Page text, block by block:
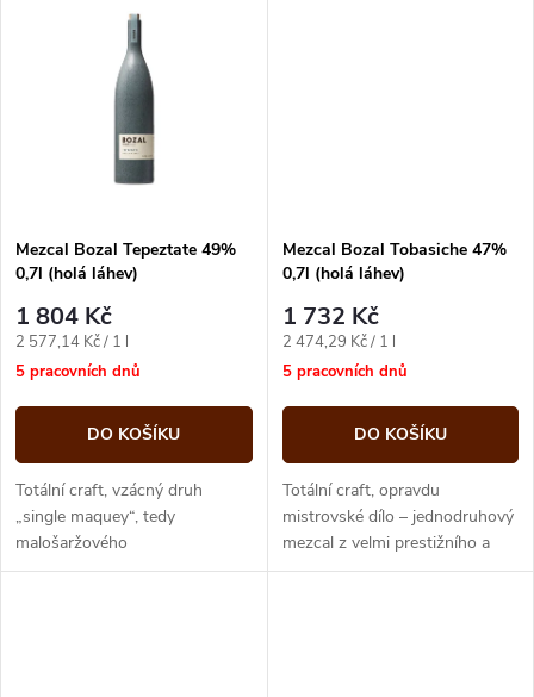
Mezcal Bozal Tepeztate 49%
0,7l (holá láhev)
1 804 Kč
Měrná
cena:
2 577,14 Kč / 1 l
5 pracovních dnů
DO KOŠÍKU
Totální craft, vzácný druh
„single maquey“, tedy
malošaržového
jednodruhového mezcalu z
Mezcal Bozal Tobasiche 47%
0,7l (holá láhev)
1 732 Kč
Měrná
cena:
2 474,29 Kč / 1 l
5 pracovních dnů
DO KOŠÍKU
Totální craft, opravdu
mistrovské dílo – jednodruhový
mezcal z velmi prestižního a
lehce atypického druhu agáve.